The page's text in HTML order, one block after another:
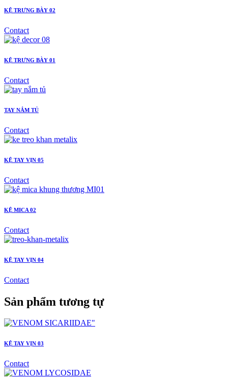
KỆ TRƯNG BÀY 02
Contact
KỆ TRƯNG BÀY 01
Contact
TAY NẮM TỦ
Contact
KỆ TAY VỊN 05
Contact
KỆ MICA 02
Contact
KỆ TAY VỊN 04
Contact
Sản phẩm tương tự
KỆ TAY VỊN 03
Contact